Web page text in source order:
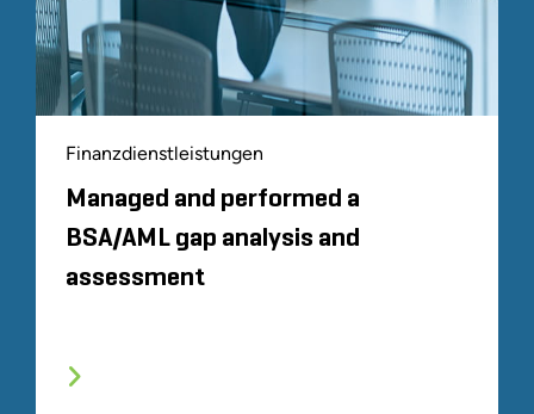
Finanzdienstleistungen
Managed and performed a
BSA/AML gap analysis and
assessment